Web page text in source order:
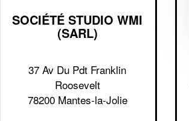
SOCIÉTÉ STUDIO WMI
(SARL)
37 Av Du Pdt Franklin
Roosevelt
78200 Mantes-la-Jolie